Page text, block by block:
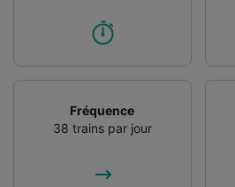
Fréquence
38 trains par jour